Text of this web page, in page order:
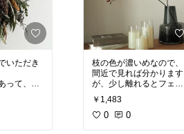
いただき
って、良
枝の色が濃いめなので、
間近で見れば分かります
が、少し離れるとフェイ
クに見えません。
#オリジナル写真
￥1,483
0 0